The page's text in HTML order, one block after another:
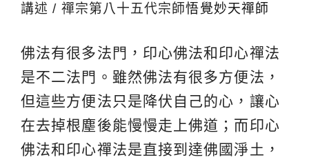
講述 / 禪宗第八十五代宗師悟覺妙天禪師
佛法有很多法門，印心佛法和印心禪法
是不二法門。雖然佛法有很多方便法，
但這些方便法只是降伏自己的心，讓心
在去掉根塵後能慢慢走上佛道；而印心
佛法和印心禪法是直接到達佛國淨土，